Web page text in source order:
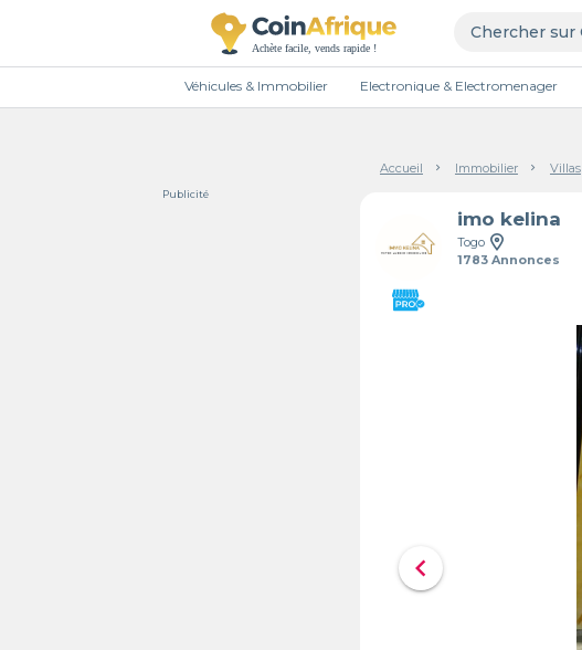
Véhicules & Immobilier Electronique & Electromenager
Accueil Immobilier Villas
Publicité
imo kelina
Togo
1783 Annonces
chevron_left